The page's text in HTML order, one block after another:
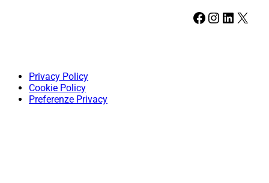
Facebook Instagram LinkedIn X
Privacy Policy
Cookie Policy
Preferenze Privacy